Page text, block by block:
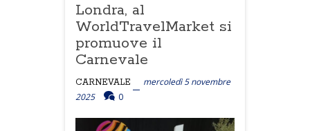
Londra, al
WorldTravelMarket si
promuove il
Carnevale
CARNEVALE
mercoledì 5 novembre
2025
0